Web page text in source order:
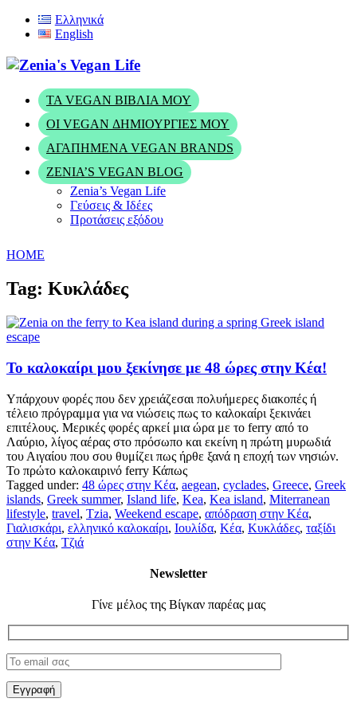
Ελληνικά
English
ΤΑ VEGAN ΒΙΒΛΊΑ ΜΟΥ
ΟΙ VEGAN ΔΗΜΙΟΥΡΓΊΕΣ ΜΟΥ
ΑΓΑΠΗΜΈΝΑ VEGAN BRANDS
ZENIA’S VEGAN BLOG
Zenia’s Vegan Life
Γεύσεις & Ιδέες
Προτάσεις εξόδου
HOME
Tag: Κυκλάδες
Το καλοκαίρι μου ξεκίνησε με 48 ώρες στην Κέα!
Υπάρχουν φορές που δεν χρειάζεσαι πολυήμερες διακοπές ή
τέλειο πρόγραμμα για να νιώσεις πως το καλοκαίρι ξεκινάει
επιτέλους. Μερικές φορές αρκεί μια ώρα με το ferry από το
Λαύριο, λίγος αέρας στο πρόσωπο και εκείνη η πρώτη μυρωδιά
του Αιγαίου που σου θυμίζει πως ήρθε ξανά η εποχή των νησιών.
Το πρώτο καλοκαιρινό ferry Κάπως
Tagged under: 48 ώρες στην Κέα, aegean, cyclades, Greece, Greek
islands, Greek summer, Island life, Kea, Kea island, Miterranean
lifestyle, travel, Tzia, Weekend escape, απόδραση στην Κέα,
Γιαλισκάρι, ελληνικό καλοκαίρι, Ιουλίδα, Κέα, Κυκλάδες, ταξίδι
στην Κέα, Τζιά
Newsletter
Γίνε μέλος της Βίγκαν παρέας μας